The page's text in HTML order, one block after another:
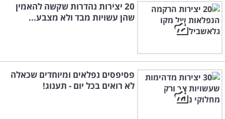
20 יצירות נהדרות שקשה להאמין
שהן עשויות מבד ולא מצבע...
פסיפסים נפלאים ומיוחדים שכאלה
לא רואים בכל יום - תענוג!